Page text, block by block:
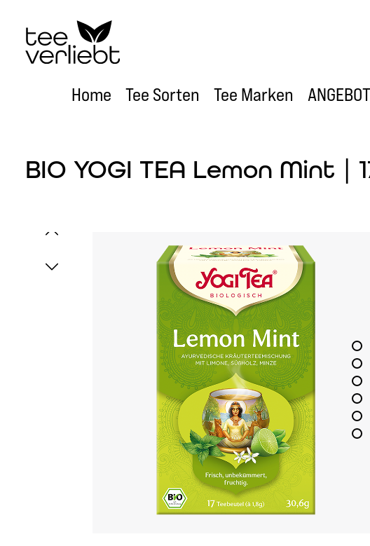
Hauptinhalt springen
Zur Hauptnavigation springen
Home Tee Sorten Tee Marken
BIO YOGI TEA Lemon Mint |